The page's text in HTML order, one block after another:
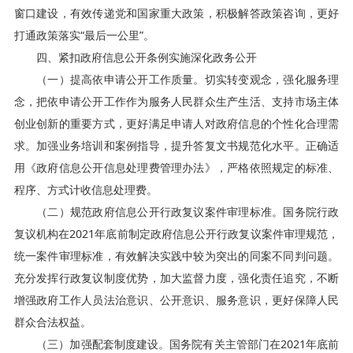
窗口建设，有效传递党和国家重大政策，积极解答政策咨询，更好
打通政策落实“最后一公里”。
四、紧扣政府信息公开条例实施深化政务公开
（一）提高依申请公开工作质量。切实转变观念，强化服务理
念，把依申请公开工作作为服务人民群众生产生活、支持市场主体
创业创新的重要方式，更好满足申请人对政府信息的个性化合理需
求。加强业务培训和案例指导，提升答复文书规范化水平。正确适
用《政府信息公开信息处理费管理办法》，严格依照规定的标准、
程序、方式计收信息处理费。
（二）规范政府信息公开行政复议案件审理标准。国务院行政
复议机构在2021年底前制定政府信息公开行政复议案件审理规范，
统一案件审理标准，有效解决实践中较为突出的同案不同判问题。
充分发挥行政复议制度优势，加大监督力度，强化责任追究，不断
增强政府工作人员法治意识、公开意识、服务意识，更好保障人民
群众合法权益。
（三）加强配套制度建设。国务院有关主管部门在2021年底前